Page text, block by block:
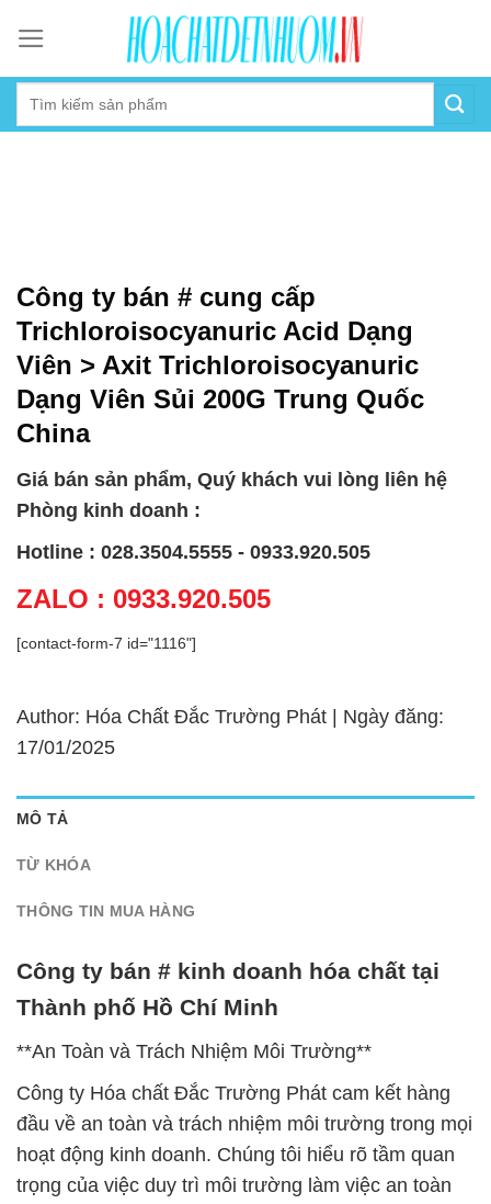
content
Công ty bán # cung cấp
Trichloroisocyanuric Acid Dạng
Viên > Axit Trichloroisocyanuric
Dạng Viên Sủi 200G Trung Quốc
China
Giá bán sản phẩm, Quý khách vui lòng liên hệ
Phòng kinh doanh :
Hotline : 028.3504.5555 - 0933.920.505
ZALO : 0933.920.505
[contact-form-7 id="1116"]
Author: Hóa Chất Đắc Trường Phát | Ngày đăng:
17/01/2025
MÔ TẢ
TỪ KHÓA
THÔNG TIN MUA HÀNG
Công ty bán # kinh doanh hóa chất tại
Thành phố Hồ Chí Minh
**An Toàn và Trách Nhiệm Môi Trường**
Công ty Hóa chất Đắc Trường Phát cam kết hàng
đầu về an toàn và trách nhiệm môi trường trong mọi
hoạt động kinh doanh. Chúng tôi hiểu rõ tầm quan
trọng của việc duy trì môi trường làm việc an toàn